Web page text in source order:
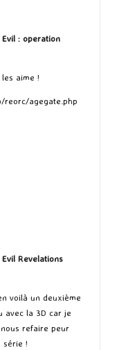
: operation
aime !
reorc/agegate.php
Revelations
voilà un deuxième
avec la 3D car je
refaire peur
série !